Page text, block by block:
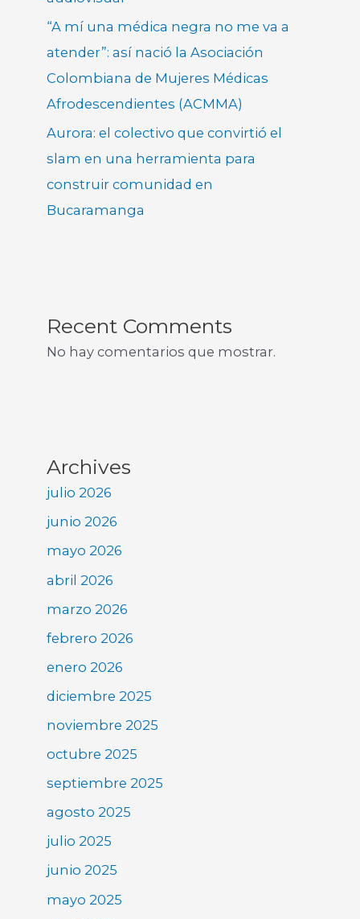
“A mí una médica negra no me va a
atender”: así nació la Asociación
Colombiana de Mujeres Médicas
Afrodescendientes (ACMMA)
Aurora: el colectivo que convirtió el
slam en una herramienta para
construir comunidad en
Bucaramanga
Recent Comments
No hay comentarios que mostrar.
Archives
julio 2026
junio 2026
mayo 2026
abril 2026
marzo 2026
febrero 2026
enero 2026
diciembre 2025
noviembre 2025
octubre 2025
septiembre 2025
agosto 2025
julio 2025
junio 2025
mayo 2025